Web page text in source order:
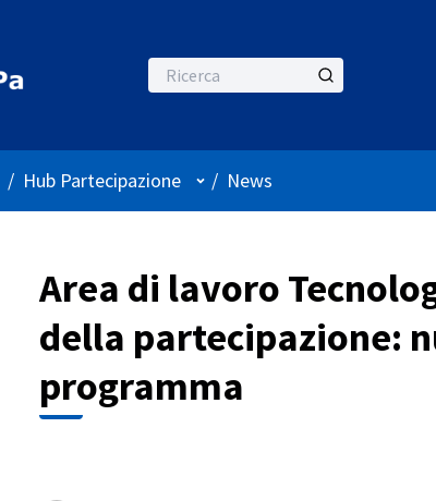
/ Hub Partecipazione Menù utente
/ News
Area di lavoro
della partecipazione:
programma